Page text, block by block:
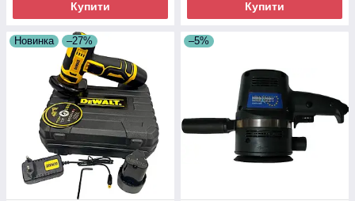
Купити Купити
Новинка –27% –5%